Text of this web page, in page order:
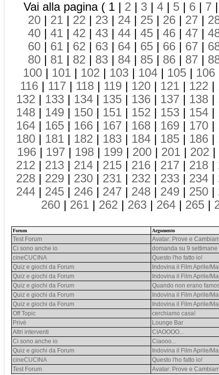
Vai alla pagina ( 1 | 2 | 3 | 4 | 5 | 6 | 7
20 | 21 | 22 | 23 | 24 | 25 | 26 | 27 |
40 | 41 | 42 | 43 | 44 | 45 | 46 | 47 |
60 | 61 | 62 | 63 | 64 | 65 | 66 | 67 |
80 | 81 | 82 | 83 | 84 | 85 | 86 | 87 |
100 | 101 | 102 | 103 | 104 | 105 | 106
116 | 117 | 118 | 119 | 120 | 121 | 122 |
132 | 133 | 134 | 135 | 136 | 137 | 138 |
148 | 149 | 150 | 151 | 152 | 153 | 154 |
164 | 165 | 166 | 167 | 168 | 169 | 170 |
180 | 181 | 182 | 183 | 184 | 185 | 186 |
196 | 197 | 198 | 199 | 200 | 201 | 202 |
212 | 213 | 214 | 215 | 216 | 217 | 218 |
228 | 229 | 230 | 231 | 232 | 233 | 234 |
244 | 245 | 246 | 247 | 248 | 249 | 250 |
260 | 261 | 262 | 263 | 264 | 265 |
Forum Argomento
Test Forum
Avatar: Prove e
Ci sono anche io
domanda su 9 settimane
cineCUCINA
Questo l'ho fatto io!
Quiz e giochi da Forum
Indovina il Film Aprile/
Quiz e giochi da Forum
Indovina il Film Aprile/
Quiz e giochi da Forum
Quando non erano
Quiz e giochi da Forum
Indovina il Film Aprile/
Quiz e giochi da Forum
Indovina il Film Aprile/
Off Topic
cerchiamo casa!
Privè
Lounge Bar
Altri interventi
CIAOOOO...
Ci sono anche io
Ciaooo...
Quiz e giochi da Forum
Indovina il Film Aprile/
cineCUCINA
Questo l'ho fatto io!
Test Forum
Avatar: Prove e